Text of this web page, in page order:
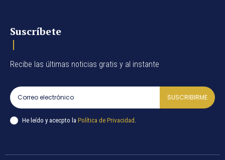
Suscríbete
Recibe las últimas noticias gratis y al instante
SUSCRIBIRME
He leído y acecpto la Política de Privacidad